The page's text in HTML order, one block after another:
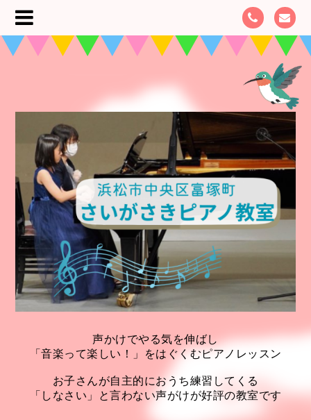
声かけでやる気を伸ばし
「音楽って楽しい！」をはぐくむピアノレッスン
お子さんが自主的におうち練習してくる
「しなさい」と言わない声がけが好評の教室です